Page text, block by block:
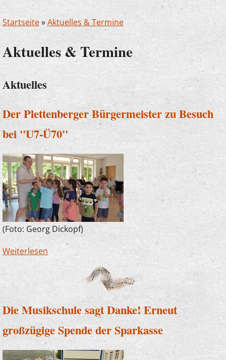
Startseite»Aktuelles & Termine
Aktuelles & Termine
Aktuelles
Der Plettenberger Bürgermeister zu Besuch
bei "U7-Ü70"
(Foto: Georg Dickopf)
Weiterlesenüber Der Plettenberger Bürgermeister zu
Besuch bei "U7-Ü70"
Die Musikschule sagt Danke! Erneut
großzügige Spende der Sparkasse